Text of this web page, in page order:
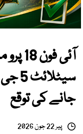
آئی
جانے کی توقع
پیر 22 جون 2026